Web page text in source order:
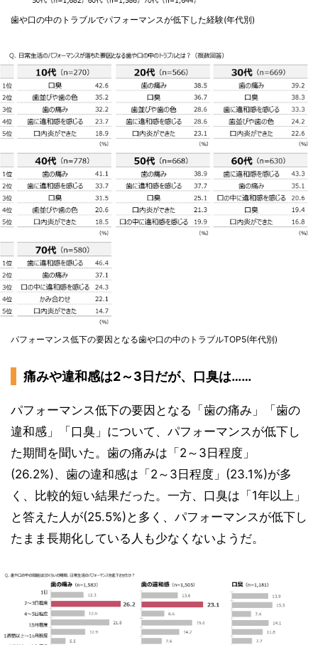
歯や口の中のトラブルでパフォーマンスが低下した経験(年代別)
パフォーマンス低下の要因となる歯や口の中のトラブルTOP5(年代別)
痛みや違和感は2～3日だが、口臭は……
パフォーマンス低下の要因となる「歯の痛み」「歯の
違和感」「口臭」について、パフォーマンスが低下し
た期間を聞いた。歯の痛みは「2～3日程度」
(26.2%)、歯の違和感は「2～3日程度」(23.1%)が多
く、比較的短い結果だった。一方、口臭は「1年以上」
と答えた人が(25.5%)と多く、パフォーマンスが低下し
たまま長期化している人も少なくないようだ。